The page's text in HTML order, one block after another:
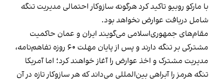
با مارکو روبیو تاکید کرد هرگونه سازوکار احتمالی مدیریت تنگه
شامل دریافت عوارض نخواهد بود.
مقام‌های جمهوری‌اسلامی می‌گویند ایران و عمان حاکمیت
مشترکی بر تنگه دارند و پس از پایان مهلت ۶۰ روزه تفاهم‌نامه،
مدیریت مشترک و اخذ عوارض را آغاز خواهند کرد؛ اما آمریکا
تنگه هرمز را آبراهی بین‌المللی می‌داند که هر سازوکار تازه در آن